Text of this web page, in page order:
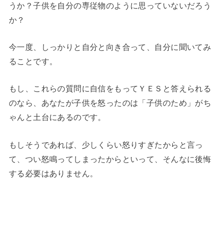
うか？子供を自分の専従物のように思っていないだろう
か？
今一度、しっかりと自分と向き合って、自分に聞いてみ
ることです。
もし、これらの質問に自信をもってＹＥＳと答えられる
のなら、あなたが子供を怒ったのは「子供のため」がち
ゃんと土台にあるのです。
もしそうであれば、少しくらい怒りすぎたからと言っ
て、つい怒鳴ってしまったからといって、そんなに後悔
する必要はありません。